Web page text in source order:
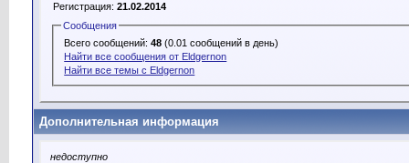
Регистрация: 21.02.2014
Сообщения
Всего сообщений:48 (0.01 сообщений в день)
Найти все сообщения от Eldgernon
Найти все темы с Eldgernon
Дополнительная информация
недоступно